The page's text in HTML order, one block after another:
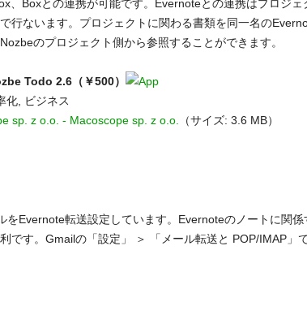
、Boxとの連携が可能です。Evernoteとの連携はプロジェ
行ないます。プロジェクトに関わる書類を同一名の
のプロジェクト側から参照することができます。
Todo 2.6（￥500）
化, ビジネス
sp. z o.o. - Macoscope sp. z o.o. （サイズ: 3.6 MB）
をEvernote転送設定しています。Evernoteのノートに関係
です。Gmailの「設定」 ＞ 「メール転送と POP/IMAP」